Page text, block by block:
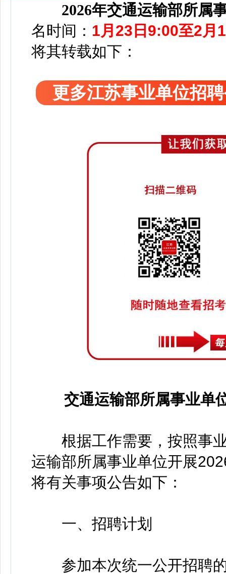
2026年交通运输部所属
名时间： 1月23日9:00至2月
将其转载如下：
更多江苏事业单位招
交通运输部所属事业单
根据工作需要，按照事业
运输部所属事业单位开展
将有关事项公告如下：
一、招聘计划
参加本次统一公开招聘的